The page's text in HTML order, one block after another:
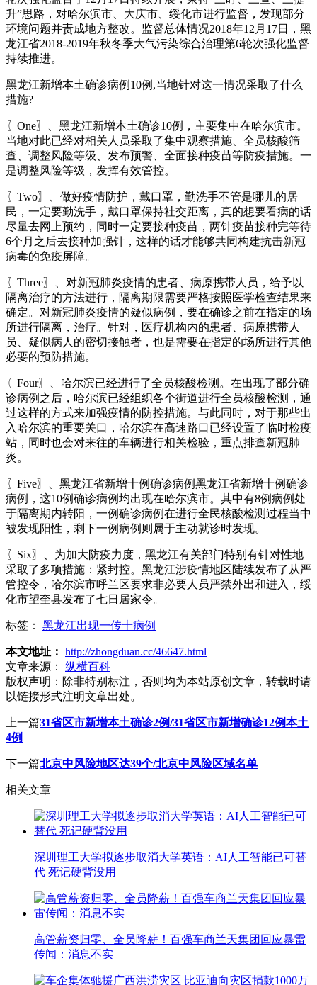
升”思路，对哈尔滨市、大庆市、绥化市进行监督，发现部分
环境问题并责成地方整改。监督总体情况2018年12月17日，黑
龙江省2018-2019年秋冬季大气污染综合治理第6轮次强化监督
持续推进。
黑龙江新增本土确诊病例10例,当地针对这一情况采取了什么
措施?
〖One〗、黑龙江新增本土确诊10例，主要集中在哈尔滨市。
当地对此已经对相关人员采取了集中观察措施、全员核酸筛
查、调整风险等级、发布预警、全面接种疫苗等防疫措施。一
是调整风险等级，发挥有效管控。
〖Two〗、做好疫情防护，戴口罩，勤洗手不管是哪儿的居
民，一定要勤洗手，戴口罩保持社交距离，真的想要看病的话
尽量去网上预约，同时一定要接种疫苗，两针疫苗接种完等待
6个月之后去接种加强针，这样的话才能够共同构建抗击新冠
病毒的免疫屏障。
〖Three〗、对新冠肺炎疫情的患者、病原携带人员，给予以
隔离治疗的方法进行，隔离期限需要严格按照医学检查结果来
确定。对新冠肺炎疫情的疑似病例，要在确诊之前在指定的场
所进行隔离，治疗。针对，医疗机构内的患者、病原携带人
员、疑似病人的密切接触者，也是需要在指定的场所进行其他
必要的预防措施。
〖Four〗、哈尔滨已经进行了全员核酸检测。在出现了部分确
诊病例之后，哈尔滨已经组织各个街道进行全员核酸检测，通
过这样的方式来加强疫情的防控措施。与此同时，对于那些出
入哈尔滨的重要关口，哈尔滨在高速路口已经设置了临时检疫
站，同时也会对来往的车辆进行相关检验，重点排查新冠肺
炎。
〖Five〗、黑龙江省新增十例确诊病例黑龙江省新增十例确诊
病例，这10例确诊病例均出现在哈尔滨市。其中有8例病例处
于隔离期内转阳，一例确诊病例在进行全民核酸检测过程当中
被发现阳性，剩下一例病例则属于主动就诊时发现。
〖Six〗、为加大防疫力度，黑龙江有关部门特别有针对性地
采取了多项措施：紧封控。黑龙江涉疫情地区陆续发布了从严
管控令，哈尔滨市呼兰区要求非必要人员严禁外出和进入，绥
化市望奎县发布了七日居家令。
标签： 黑龙江出现一传十病例
本文地址： http://zhongduan.cc/46647.html
文章来源：
纵横百科
版权声明： 除非特别标注，否则均为本站原创文章，转载时请
以链接形式注明文章出处。
上一篇31省区市新增本土确诊2例/31省区市新增确诊12例本土
4例
下一篇北京中风险地区达39个/北京中风险区域名单
相关文章
深圳理工大学拟逐步取消大学英语：AI人工智能已可替
代 死记硬背没用
高管薪资归零、全员降薪！百强车商兰天集团回应暴雷
传闻：消息不实